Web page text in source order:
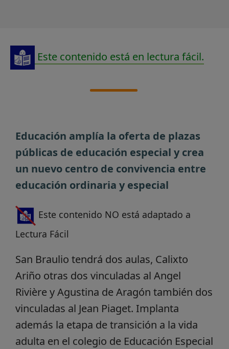
Este contenido está en lectura fácil.
Educación amplía la oferta de plazas
públicas de educación especial y crea
un nuevo centro de convivencia entre
educación ordinaria y especial
Este contenido NO está adaptado a
Lectura Fácil
San Braulio tendrá dos aulas, Calixto
Ariño otras dos vinculadas al Angel
Rivière y Agustina de Aragón también dos
vinculadas al Jean Piaget. Implanta
además la etapa de transición a la vida
adulta en el colegio de Educación Especial